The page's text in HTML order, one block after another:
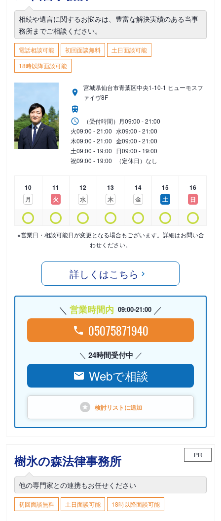
相続や遺言に関するお悩みは、豊富な解決実績のある当事
務所までご相談ください。
電話相談可能 初回面談無料
土日面談可能
18時以降面談可能
宮城県仙台市青葉区中央1-10-1 ヒューモスフ
ァイヴ8F
（受付時間） 月09:00 - 21:00
火09:00 - 21:00 水09:00 - 21:00
木09:00 - 21:00 金09:00 - 21:00
土09:00 - 19:00 日09:00 - 19:00
祝09:00 - 19:00 （定休日）なし
10
月
11
火
12
水
13
木
14
金
15
土
16
日
※営業日・相談可能日が変更となる場合もございます。詳細はお問い合
わせください。
詳しくはこちら
営業時間内 09:00-21:00
05075871940
24時間受付中
Webで相談
検討リストに追加
樹氷の森法律事務所 PR
他の専門家との連携もお任せください
初回面談無料 土日面談可能 18時以降面談可能